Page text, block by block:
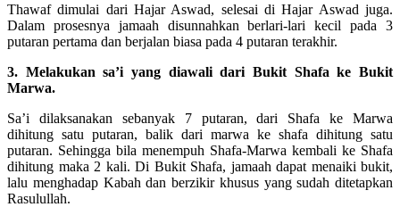
Thawaf dimulai dari Hajar Aswad, selesai di Hajar Aswad juga.
Dalam prosesnya jamaah disunnahkan berlari-lari kecil pada 3
putaran pertama dan berjalan biasa pada 4 putaran terakhir.
3. Melakukan sa’i yang diawali dari Bukit Shafa ke Bukit
Marwa.
Sa’i dilaksanakan sebanyak 7 putaran, dari Shafa ke Marwa
dihitung satu putaran, balik dari marwa ke shafa dihitung satu
putaran. Sehingga bila menempuh Shafa-Marwa kembali ke Shafa
dihitung maka 2 kali. Di Bukit Shafa, jamaah dapat menaiki bukit,
lalu menghadap Kabah dan berzikir khusus yang sudah ditetapkan
Rasulullah.